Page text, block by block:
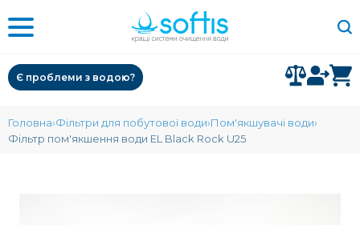
Є проблеми з водою?
Головна Фільтри для побутової води Пом'якшувачі води
Фільтр пом'якшення води EL Black Rock U25